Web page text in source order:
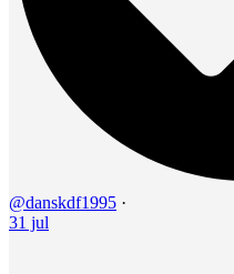
@danskdf1995 ·
31 jul